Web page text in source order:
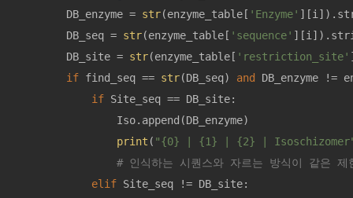
        DB_enzyme =
str(enzyme_table[ 'Enzyme'
        DB_seq =
str(enzyme_table[ 'sequence'
        DB_site =
str(enzyme_table[ 'restriction_site'
if find_seq == str(DB_seq) and
DB_enzyme !=
if Site_seq == DB_site:
                Iso.append(DB_enzyme)
print ( "{0} | {1} | {2} |
# 인식하는 시퀀스와 자르는 방식이 같은 제
elif Site_seq != DB_site: